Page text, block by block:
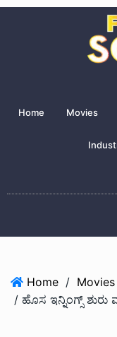
Home Movies
Home / Movies
/ ಹೊಸ ಇನ್ನಿಂಗ್ಸ್